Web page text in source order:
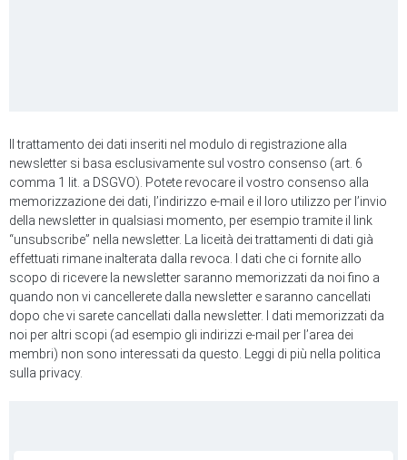
Il trattamento dei dati inseriti nel modulo di registrazione alla
newsletter si basa esclusivamente sul vostro consenso (art. 6
comma 1 lit. a DSGVO). Potete revocare il vostro consenso alla
memorizzazione dei dati, l’indirizzo e-mail e il loro utilizzo per l’invio
della newsletter in qualsiasi momento, per esempio tramite il link
“unsubscribe” nella newsletter. La liceità dei trattamenti di dati già
effettuati rimane inalterata dalla revoca. I dati che ci fornite allo
scopo di ricevere la newsletter saranno memorizzati da noi fino a
quando non vi cancellerete dalla newsletter e saranno cancellati
dopo che vi sarete cancellati dalla newsletter. I dati memorizzati da
noi per altri scopi (ad esempio gli indirizzi e-mail per l’area dei
membri) non sono interessati da questo. Leggi di più nella politica
sulla privacy.